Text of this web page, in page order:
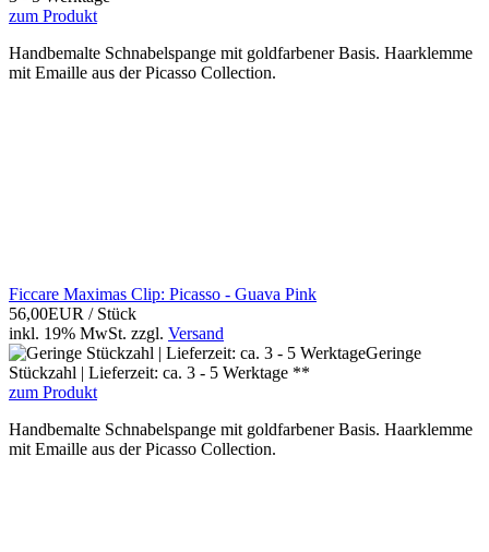
zum Produkt
Handbemalte Schnabelspange mit goldfarbener Basis. Haarklemme
mit Emaille aus der Picasso Collection.
Ficcare Maximas Clip: Picasso - Guava Pink
56,00EUR / Stück
inkl. 19% MwSt. zzgl. Versand
Geringe
Stückzahl | Lieferzeit: ca. 3 - 5 Werktage **
zum Produkt
Handbemalte Schnabelspange mit goldfarbener Basis. Haarklemme
mit Emaille aus der Picasso Collection.